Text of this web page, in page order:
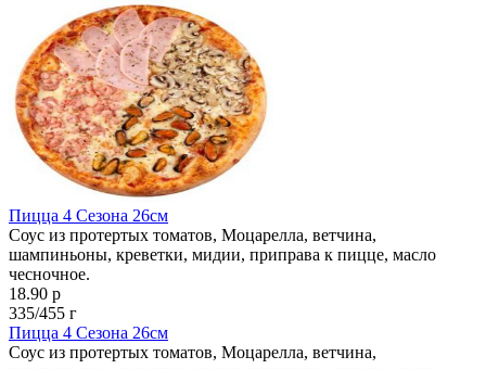
Пицца 4 Сезона 26см
Соус из протертых томатов, Моцарелла, ветчина,
шампиньоны, креветки, мидии, приправа к пицце, масло
чесночное.
18.90 р
335/455 г
Пицца 4 Сезона 26см
Соус из протертых томатов, Моцарелла, ветчина,